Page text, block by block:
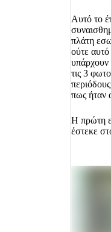
Αυτό το
πλάτη
ούτε
υπάρχουν
τις 3
πως ήταν
Η πρώτη
έστεκε